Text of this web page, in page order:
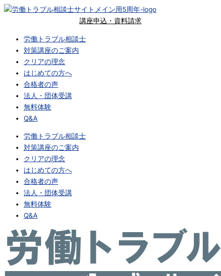
内
講座申込・資料請求
労働トラブル相談士
対策講座のご案内
クリアの理念
はじめての方へ
合格者の声
法人・団体受講
無料体験
Q&A
労働トラブル相談士
対策講座のご案内
クリアの理念
はじめての方へ
合格者の声
法人・団体受講
無料体験
Q&A